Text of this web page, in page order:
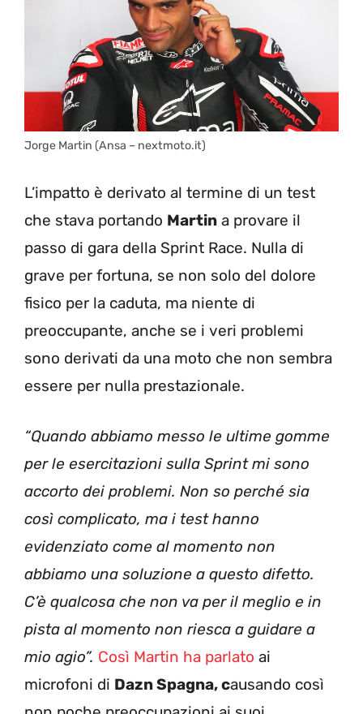
Jorge Martin (Ansa – nextmoto.it)
L’impatto è derivato al termine di un test
che stava portando Martin a provare il
passo di gara della Sprint Race. Nulla di
grave per fortuna, se non solo del dolore
fisico per la caduta, ma niente di
preoccupante, anche se i veri problemi
sono derivati da una moto che non sembra
essere per nulla prestazionale.
“Quando abbiamo messo le ultime gomme
per le esercitazioni sulla Sprint mi sono
accorto dei problemi. Non so perché sia
così complicato, ma i test hanno
evidenziato come al momento non
abbiamo una soluzione a questo difetto.
C’è qualcosa che non va per il meglio e in
pista al momento non riesca a guidare a
mio agio”. Così Martin ha parlato ai
microfoni di Dazn Spagna, causando così